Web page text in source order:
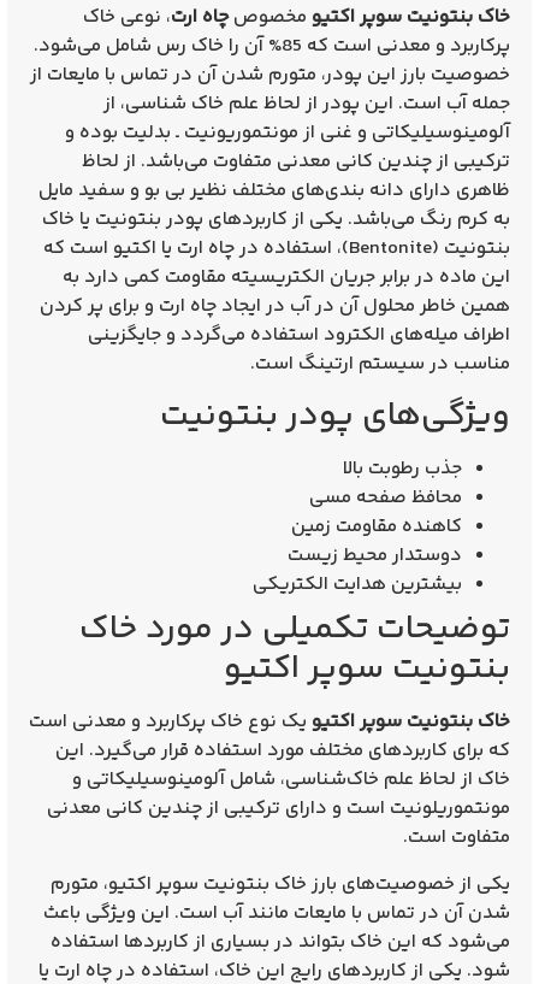
خاک بنتونیت سوپر اکتیو مخصوصچاه ارت، نوعی خاک
پرکاربرد و معدنی است که 85% آن را خاک رس شامل می‌شود.
خصوصیت بارز این پودر، متورم شدن آن در تماس با مایعات از
جمله آب است. این پودر از لحاظ علم خاک شناسی، از
آلومینوسیلیکاتی و غنی از مونتموریونیت ـ بدلیت بوده و
ترکیبی از چندین کانی معدنی متفاوت می‌باشد. از لحاظ
ظاهری دارای دانه بندی‌های مختلف نظیر بی بو و سفيد مايل
به کرم رنگ می‌باشد. یکی از کاربردهای پودر بنتونیت یا خاک
بنتونیت (Bentonite)، استفاده در چاه ارت یا اکتیو است که
این ماده در برابر جریان الکتریسیته مقاومت کمی دارد به
همین خاطر محلول آن در آب در ایجاد چاه ارت و برای پر کردن
اطراف میله‌های الکترود استفاده می‌گردد و جایگزینی
مناسب در سیستم ارتینگ است.
ویژگی‌های پودر بنتونیت
جذب رطوبت بالا
محافظ صفحه مسی
کاهنده مقاومت زمین
دوستدار محیط زیست
بیشترین هدایت الکتریکی
توضیحات تکمیلی در مورد خاک
بنتونیت سوپر اکتیو
خاک بنتونیت سوپر اکتیو یک نوع خاک پرکاربرد و معدنی است
که برای کاربردهای مختلف مورد استفاده قرار می‌گیرد. این
خاک از لحاظ علم خاک‌شناسی، شامل آلومینوسیلیکاتی و
مونتموریلونیت است و دارای ترکیبی از چندین کانی معدنی
متفاوت است.
یکی از خصوصیت‌های بارز خاک بنتونیت سوپر اکتیو، متورم
شدن آن در تماس با مایعات مانند آب است. این ویژگی باعث
می‌شود که این خاک بتواند در بسیاری از کاربردها استفاده
شود. یکی از کاربردهای رایج این خاک، استفاده در چاه ارت یا